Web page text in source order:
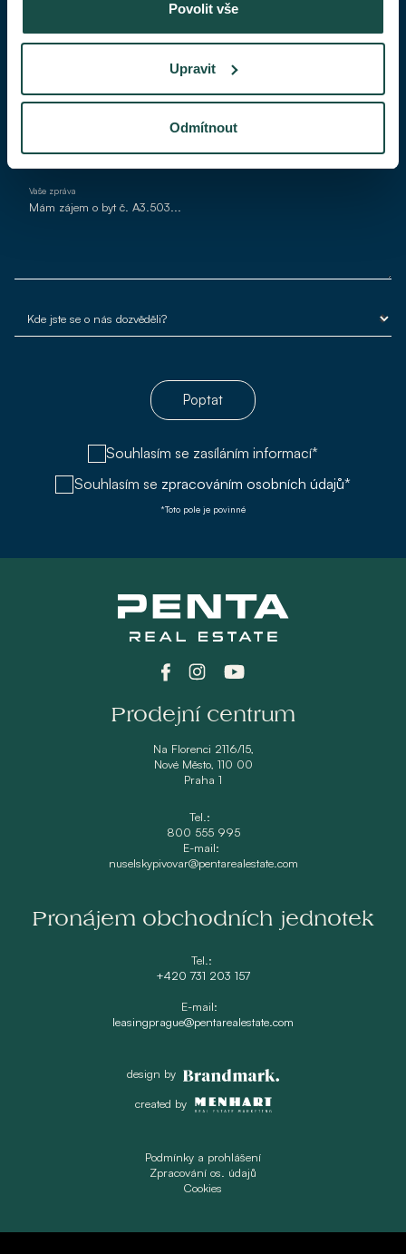
Povolit vše
Upravit
Odmítnout
Vaše zpráva
Poptat
Souhlasím se zasíláním informací*
Souhlasím se zpracováním osobních údajů*
*Toto pole je povinné
Prodejní centrum
Na Florenci 2116/15,
Nové Město, 110 00
Praha 1
Tel.:
800 555 995
E-mail:
nuselskypivovar@pentarealestate.com
Pronájem obchodních jednotek
Tel.:
+420 731 203 157
E-mail:
leasingprague@pentarealestate.com
design by
created by
Podmínky a prohlášení
Zpracování os. údajů
Cookies